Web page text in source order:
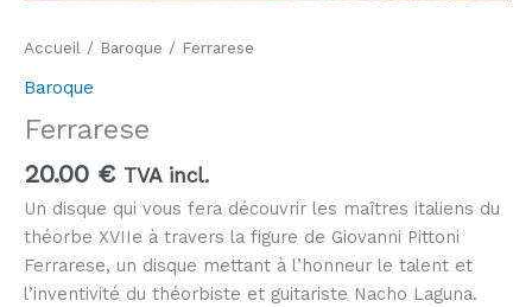
Accueil / Baroque / Ferrarese
Baroque
Ferrarese
20.00 € TVA incl.
Un disque qui vous fera découvrir les maîtres italiens du
théorbe XVIIe à travers la figure de Giovanni Pittoni
Ferrarese, un disque mettant à l’honneur le talent et
l’inventivité du théorbiste et guitariste Nacho Laguna.